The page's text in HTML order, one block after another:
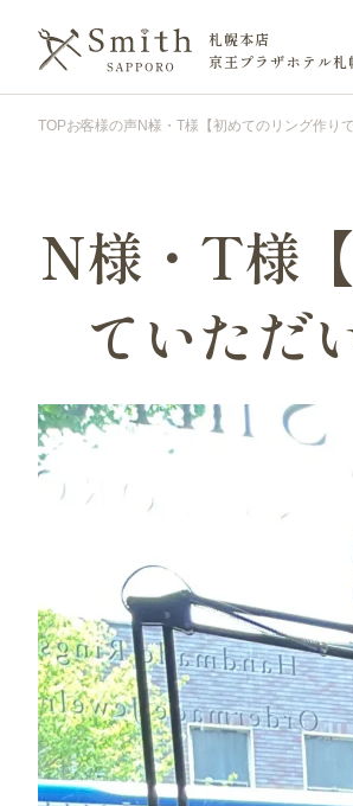
札幌本店
京王プラザホテル札
TOPお客様の声 N様・T様【初めてのリング作り
N様・T様
ていただ